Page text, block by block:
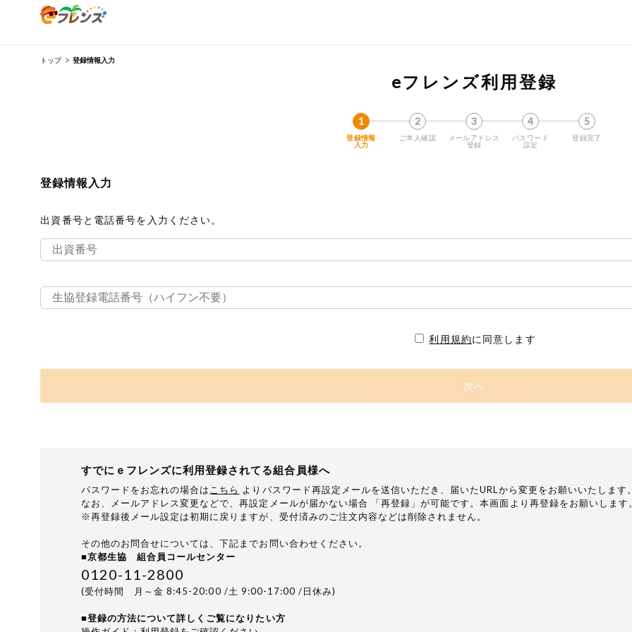
ログイン
先着限定
注文番号注文
人気カテゴリ
食品から探す
家庭用品から探す
目的から探す
トップ 登録情報入力
eフレンズ利用登録
登録情報
入力
ご本人確認
メールアドレス
登録
パスワード
設定
登録完了
登録情報入力
出資番号と電話番号を入力ください。
利用規約に同意します
次へ
すでにｅフレンズに利用登録されてる組合員様へ
パスワードをお忘れの場合は こちら よりパスワード再設定メールを送信いただき、届いたURLから変更をお願いいたします
なお、メールアドレス変更などで、再設定メールが届かない場合 「再登録」が可能です。本画面より再登録をお願いします
※再登録後メール設定は初期に戻りますが、受付済みのご注文内容などは削除されません。
その他のお問合せについては、下記までお問い合わせください。
■京都生協 組合員コールセンター
0120-11-2800
(受付時間 月～金 8:45-20:00 /土 9:00-17:00 /日休み)
■登録の方法について詳しくご覧になりたい方